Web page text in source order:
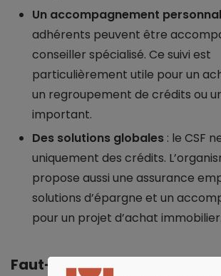
Un accompagnement
adhérents peuvent être
conseiller spécialisé. Ce suivi est
particulièrement utile pour un
un regroupement de crédits ou
important.
Des solutions globales : le CSF
uniquement des crédits.
propose aussi une assurance
solutions d’épargne et un
pour un projet d’achat immobilier.
Faut-il adhérer au CSF pour